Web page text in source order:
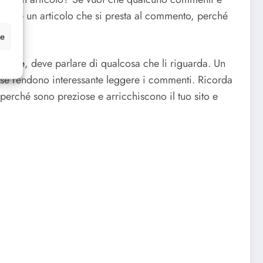
un articolo che si presta al commento, perché
, deve parlare di qualcosa che li riguarda. Un
rendono interessante leggere i commenti. Ricorda
sono preziose e arricchiscono il tuo sito e